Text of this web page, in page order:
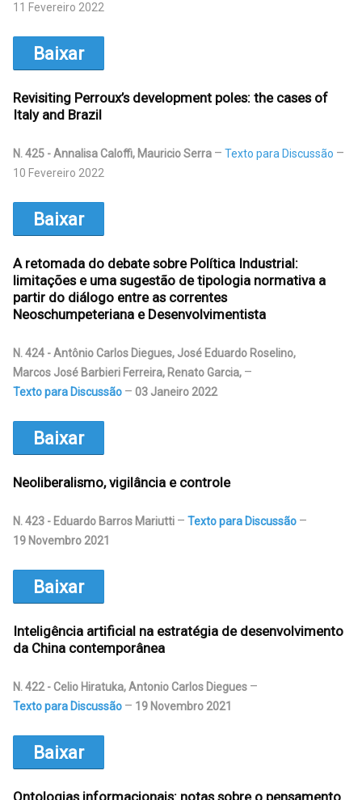
11 Fevereiro 2022
Baixar
Revisiting Perroux’s development poles: the cases of
Italy and Brazil
N. 425 - Annalisa Caloffi, Mauricio Serra
Texto para Discussão
10 Fevereiro 2022
Baixar
A retomada do debate sobre Política Industrial:
limitações e uma sugestão de tipologia normativa a
partir do diálogo entre as correntes
Neoschumpeteriana e Desenvolvimentista
N. 424 - Antônio Carlos Diegues, José Eduardo Roselino,
Marcos José Barbieri Ferreira, Renato Garcia,
Texto para Discussão
03 Janeiro 2022
Baixar
Neoliberalismo, vigilância e controle
N. 423 - Eduardo Barros Mariutti
Texto para Discussão
19 Novembro 2021
Baixar
Inteligência artificial na estratégia de desenvolvimento
da China contemporânea
N. 422 - Celio Hiratuka, Antonio Carlos Diegues
Texto para Discussão
19 Novembro 2021
Baixar
Ontologias informacionais: notas sobre o pensamento